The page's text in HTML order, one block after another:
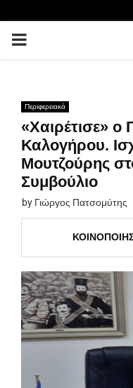
PRIMARY
Περιφερειακά
«Χαιρέτισε» ο
Καλογήρου.
Μουτζούρης
Συμβούλιο
by Γιώργος Πατσομύτης